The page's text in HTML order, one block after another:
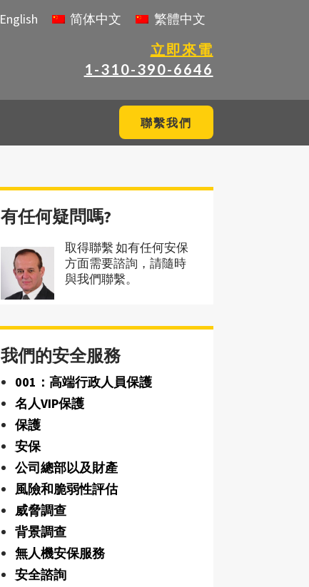
English 简体中文 繁體中文
立即來電
1-310-390-6646
聯繫我們
有任何疑問嗎?
取得聯繫 如有任何安保
方面需要諮詢，請隨時
與我們聯繫。
我們的安全服務
001：高端行政人員保護
名人VIP保護
保護
安保
公司總部以及財產
風險和脆弱性評估
威脅調查
背景調查
無人機安保服務
安全諮詢